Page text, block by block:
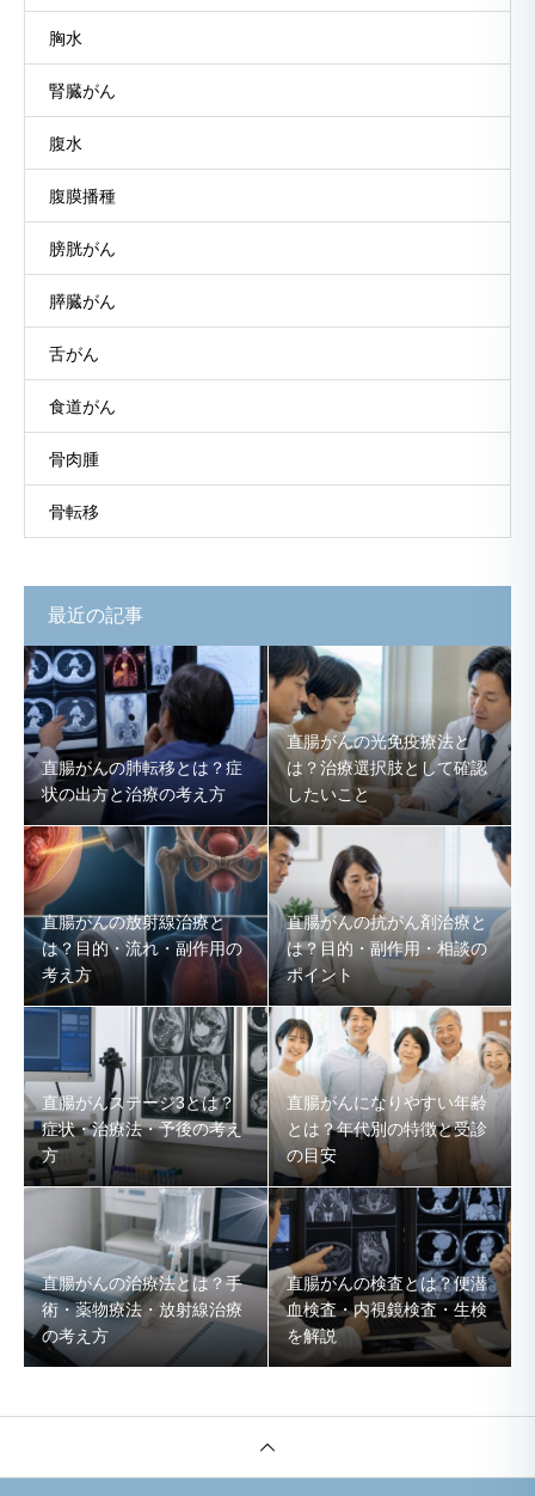
胸水
腎臓がん
腹水
腹膜播種
膀胱がん
膵臓がん
舌がん
食道がん
骨肉腫
骨転移
最近の記事
直腸がんの肺転移とは？症
状の出方と治療の考え方
直腸がんの光免疫療法と
は？治療選択肢として確認
したいこと
直腸がんの放射線治療と
は？目的・流れ・副作用の
考え方
直腸がんの抗がん剤治療と
は？目的・副作用・相談の
ポイント
直腸がんステージ3とは？
症状・治療法・予後の考え
方
直腸がんになりやすい年齢
とは？年代別の特徴と受診
の目安
直腸がんの治療法とは？手
術・薬物療法・放射線治療
の考え方
直腸がんの検査とは？便潜
血検査・内視鏡検査・生検
を解説